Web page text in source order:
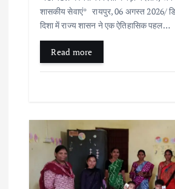
शासकीय सेवाएं* रायपुर, 06 अगस्त 2026/
दिशा में राज्य शासन ने एक ऐतिहासिक पहल…
Read more